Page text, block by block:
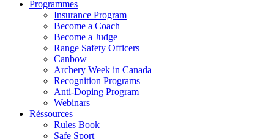
Programmes
Insurance Program
Become a Coach
Become a Judge
Range Safety Officers
Canbow
Archery Week in Canada
Recognition Programs
Anti-Doping Program
Webinars
Réssources
Rules Book
Safe Sport